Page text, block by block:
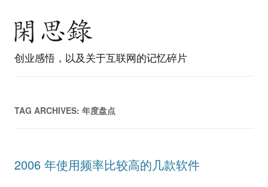
创业感悟，以及关于互联网的记忆碎片
TAG ARCHIVES: 年度盘点
2006 年使用频率比较高的几款软件